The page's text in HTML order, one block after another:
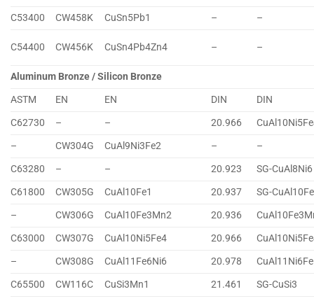
C53400 CW458K CuSn5Pb1 – –
C54400 CW456K CuSn4Pb4Zn4 – –
Aluminum Bronze / Silicon Bronze
ASTM
EN EN DIN
DIN
C62730
– – 20.966
–
CW304G CuAl9Ni3Fe2 –
–
C63280
– – 20.923
SG-CuAl8Ni6
C61800
CW305G CuAl10Fe1 20.937
SG-CuAl10Fe
–
CW306G CuAl10Fe3Mn2 20.936
C63000
CW307G CuAl10Ni5Fe4 20.966
–
CW308G CuAl11Fe6Ni6 20.978
C65500
CW116C CuSi3Mn1 21.461
SG-CuSi3